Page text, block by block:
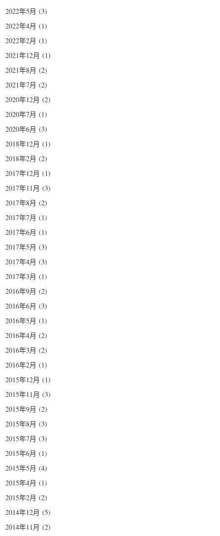
2022年5月 (3)
2022年4月 (1)
2022年2月 (1)
2021年12月 (1)
2021年8月 (2)
2021年7月 (2)
2020年12月 (2)
2020年7月 (1)
2020年6月 (3)
2018年12月 (1)
2018年2月 (2)
2017年12月 (1)
2017年11月 (3)
2017年8月 (2)
2017年7月 (1)
2017年6月 (1)
2017年5月 (3)
2017年4月 (3)
2017年3月 (1)
2016年9月 (2)
2016年6月 (3)
2016年5月 (1)
2016年4月 (2)
2016年3月 (2)
2016年2月 (1)
2015年12月 (1)
2015年11月 (3)
2015年9月 (2)
2015年8月 (3)
2015年7月 (3)
2015年6月 (1)
2015年5月 (4)
2015年4月 (1)
2015年2月 (2)
2014年12月 (5)
2014年11月 (2)